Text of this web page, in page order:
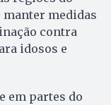
medidas
contra
idosos e
em partes do